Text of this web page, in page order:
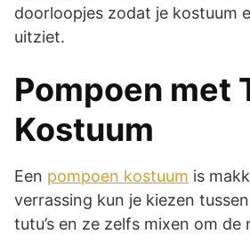
doorloopjes zodat je kostuum
uitziet.
Pompoen met
Kostuum
Een pompoen kostuum is
verrassing kun je kiezen
tutu’s en ze zelfs mixen om